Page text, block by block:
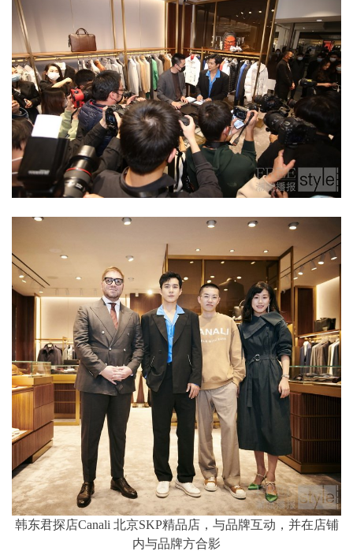
韩东君探店Canali 北京SKP精品店，与品牌互动，并在店铺
内与品牌方合影